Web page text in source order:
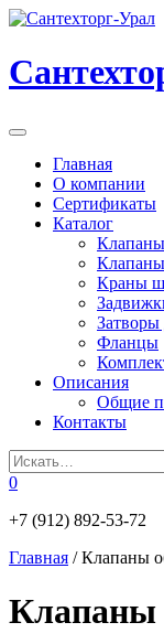
Перейти
содержанию
Мобильная
навигацияГлавная
О компании
Сертификаты
Каталог
Краны
Затворы
Фланцы
Описания
Общие
Контакты
0
+7 (912) 892-53-72
Главная / Клапаны
Клапаны